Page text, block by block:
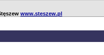
www.steszew.pl